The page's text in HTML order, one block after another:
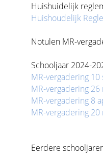
Huishuidelijk
Huishoudelijk
Notulen MR-
Schooljaar 2024-
MR-vergadering
MR-vergadering
MR-vergadering 8
MR-vergadering 20
Eerdere